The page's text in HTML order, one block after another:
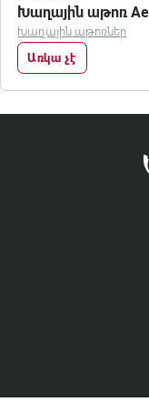
Խաղային աթոռներ
Առկա չէ